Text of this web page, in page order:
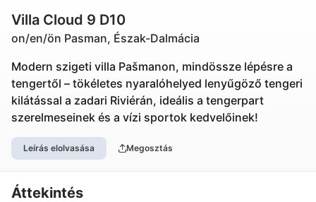
Villa Cloud 9 D10
on/en/ön Pasman, Észak-Dalmácia
Modern szigeti villa Pašmanon, mindössze lépésre a
tengertől – tökéletes nyaralóhelyed lenyűgöző tengeri
kilátással a zadari Riviérán, ideális a tengerpart
szerelmeseinek és a vízi sportok kedvelőinek!
Leírás elolvasása Megosztás
Áttekintés